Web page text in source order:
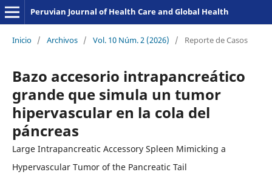
Peruvian Journal of Health Care and Global Health
Inicio / Archivos / Vol. 10 Núm. 2 (2026) / Reporte de Casos
Bazo accesorio intrapancreático
grande que simula un tumor
hipervascular en la cola del
páncreas
Large Intrapancreatic Accessory Spleen Mimicking a
Hypervascular Tumor of the Pancreatic Tail